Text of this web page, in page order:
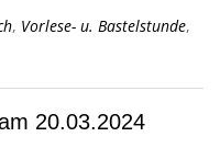
, Vorlese- u. Bastelstunde,
20.03.2024